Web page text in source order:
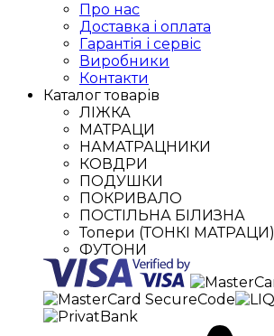
Про нас
Доставка і оплата
Гарантія і сервіс
Виробники
Контакти
Каталог товарів
ЛІЖКА
МАТРАЦИ
НАМАТРАЦНИКИ
КОВДРИ
ПОДУШКИ
ПОКРИВАЛО
ПОСТІЛЬНА БІЛИЗНА
Топери (ТОНКІ МАТРАЦИ)
ФУТОНИ